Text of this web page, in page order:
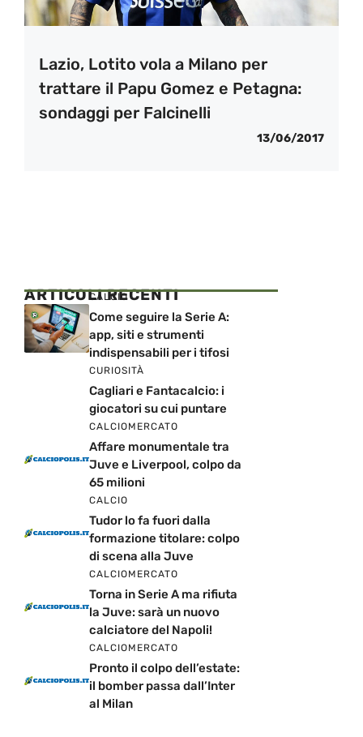
Lazio, Lotito vola a Milano per
trattare il Papu Gomez e Petagna:
sondaggi per Falcinelli
13/06/2017
ARTICOLI RECENTI
CALCIO
Come seguire la Serie A:
app, siti e strumenti
indispensabili per i tifosi
CURIOSITÀ
Cagliari e Fantacalcio: i
giocatori su cui puntare
CALCIOMERCATO
Affare monumentale tra
Juve e Liverpool, colpo da
65 milioni
CALCIO
Tudor lo fa fuori dalla
formazione titolare: colpo
di scena alla Juve
CALCIOMERCATO
Torna in Serie A ma rifiuta
la Juve: sarà un nuovo
calciatore del Napoli!
CALCIOMERCATO
Pronto il colpo dell’estate:
il bomber passa dall’Inter
al Milan